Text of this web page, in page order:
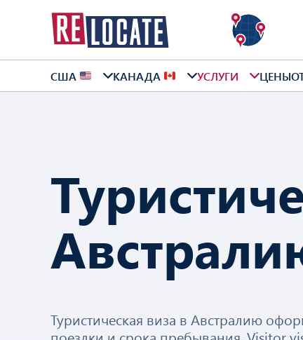
США КАНАДА УСЛУГИ ЦЕНЫ
Туристическая виза в Австралию